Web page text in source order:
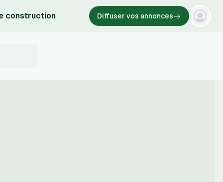
construction Diffuser vos annonces